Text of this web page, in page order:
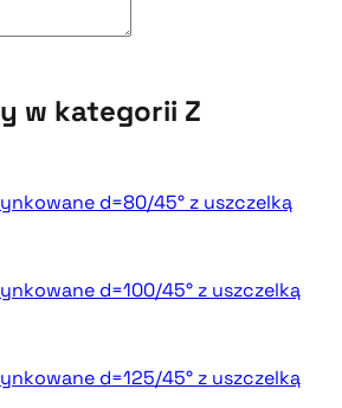
w kategorii Z
d=80/45° z uszczelką
d=100/45° z uszczelką
d=125/45° z uszczelką